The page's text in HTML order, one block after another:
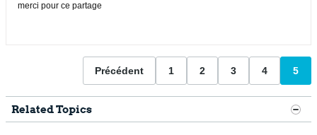
merci pour ce partage
Précédent 1 2 3 4 5
Related Topics